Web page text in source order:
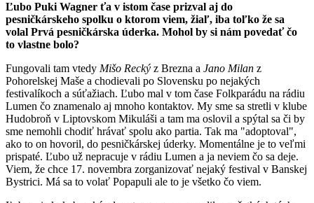
Ľubo Puki Wagner ťa v istom čase prizval aj do
pesničkárskeho spolku o ktorom viem, žiaľ, iba toľko že sa
volal Prvá pesničkárska úderka. Mohol by si nám povedať čo
to vlastne bolo?
Fungovali tam vtedy Mišo Recký z Brezna a Jano Milan z
Pohorelskej Maše a chodievali po Slovensku po nejakých
festivalíkoch a súťažiach. Ľubo mal v tom čase Folkparádu na rádiu
Lumen čo znamenalo aj mnoho kontaktov. My sme sa stretli v klube
Hudobroň v Liptovskom Mikuláši a tam ma oslovil a spýtal sa či by
sme nemohli chodiť hrávať spolu ako partia. Tak ma "adoptoval",
ako to on hovoril, do pesničkárskej úderky. Momentálne je to veľmi
prispaté. Ľubo už nepracuje v rádiu Lumen a ja neviem čo sa deje.
Viem, že chce 17. novembra zorganizovať nejaký festival v Banskej
Bystrici. Má sa to volať Popapuli ale to je všetko čo viem.